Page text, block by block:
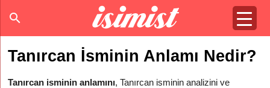
Tanırcan İsminin Anlamı Nedir?
Tanırcan isminin anlamını, Tanırcan isminin analizini ve